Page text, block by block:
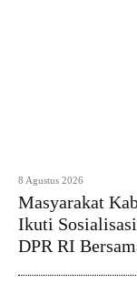
8 Agustus 2026
Masyarakat
Ikuti
DPR RI